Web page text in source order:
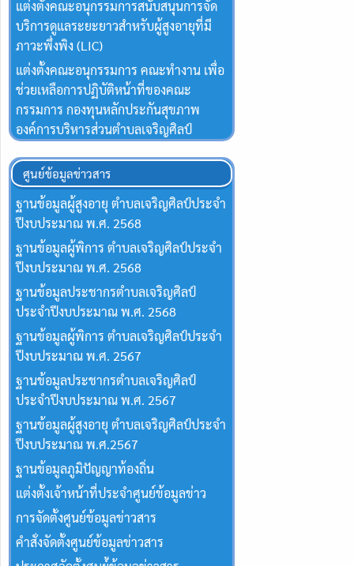
แต่งตั้งคณะอนุกรรมการสนับสนุนการจัด
บริการดูแลระยะยาวสำหรับผู้สูงอายุที่มี
ภาวะพึ่งพิง (LIC)
แต่งตั้งคณะอนุกรรมการ คณะทำงาน เพื่อ
ช่วยเหลือการปฏิบัติหน้าที่ของคณะ
กรรมการ กองทุนหลักประกันสุขภาพ
องค์การบริหารส่วนตำบลเจริญศิลป์
ศูนย์ข้อมูลข่าวสาร
ฐานข้อมูลผู้สูงอายุ ตำบลเจริญศิลป์ประจำ
ปีงบประมาณ พ.ศ. 2568
ฐานข้อมูลผู้พิการ ตำบลเจริญศิลป์ประจำ
ปีงบประมาณ พ.ศ. 2568
ฐานข้อมูลประชากรตำบลเจริญศิลป์
ประจำปีงบประมาณ พ.ศ. 2568
ฐานข้อมูลผู้พิการ ตำบลเจริญศิลป์ประจำ
ปีงบประมาณ พ.ศ. 2567
ฐานข้อมูลประชากรตำบลเจริญศิลป์
ประจำปีงบประมาณ พ.ศ. 2567
ฐานข้อมูลผู้สูงอายุ ตำบลเจริญศิลป์ประจำ
ปีงบประมาณ พ.ศ.2567
ฐานข้อมูลภูมิปัญญาท้องถิ่น
แต่งตั้งเจ้าหน้าที่ประจำศูนย์ข้อมูลข่าว
การจัดตั้งศูนย์ข้อมูลข่าวสาร
คำสั่งจัดตั้งศูนย์ข้อมูลข่าวสาร